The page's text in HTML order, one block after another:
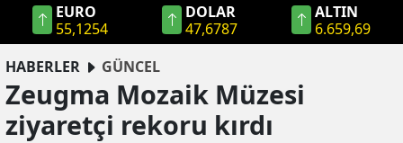
EURO
55,1254
DOLAR
47,6787
ALTIN
6.659,69
HABERLER
GÜNCEL
Zeugma Mozaik Müzesi
ziyaretçi rekoru kırdı